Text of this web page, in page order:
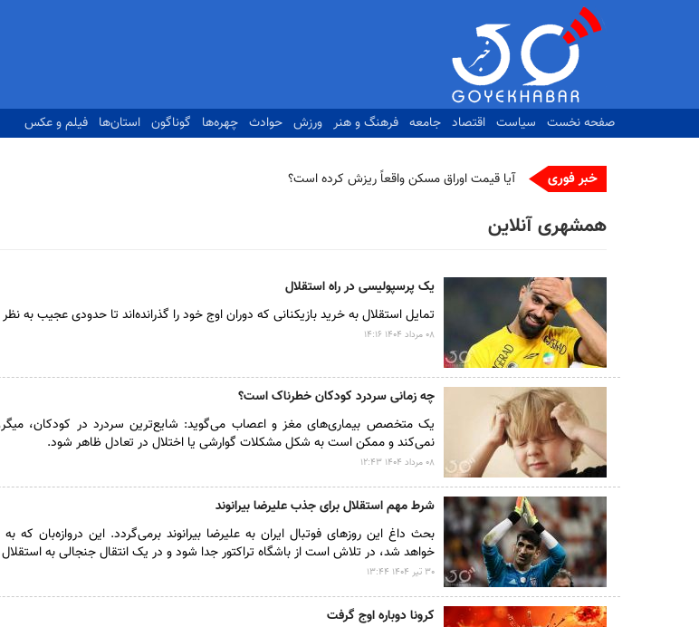
صفحه نخست سیاست اقتصاد جامعه فرهنگ و هنر ورزش حوادث چهره‌ها گوناگون استان‌ها فیلم و عکس
خبر فوری آیا قیمت اوراق مسکن واقعاً ریزش کرده است؟
همشهری آنلاین
یک پرسپولیسی در راه استقلال
تمایل استقلال به خرید بازیکنانی که دوران اوج خود را گذرانده‌اند تا حدودی عجیب به
۰۸ مرداد ۱۴۰۴ ۱۴:۱۶
چه زمانی سردرد کودکان خطرناک است؟
یک متخصص بیماری‌های مغز و اعصاب می‌گوید: شایع‌ترین سردرد در کودکان،
نمی‌کند و ممکن است به شکل مشکلات گوارشی یا اختلال در تعادل ظاهر شود.
۰۸ مرداد ۱۴۰۴ ۱۲:۴۳
شرط مهم استقلال برای جذب علیرضا بیرانوند
بحث داغ این روزهای فوتبال ایران به علیرضا بیرانوند برمی‌گردد. این دروازه‌بان
خواهد شد، در تلاش است از باشگاه تراکتور جدا شود و در یک انتقال جنجالی به استقلال
۳۰ تير ۱۴۰۴ ۱۳:۴۴
کرونا دوباره اوج گرفت